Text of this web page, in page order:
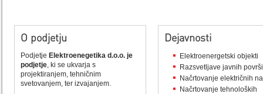
O podjetju
Podjetje Elektroenegetika d.o.o. je
podjetje, ki se ukvarja s
projektiranjem, tehničnim
svetovanjem, ter izvajanjem.
Dejavnosti
Elektroenergetski objekti
Razsvetljave javnih
Načrtovanje električnih
Načrtovanje tehnoloških